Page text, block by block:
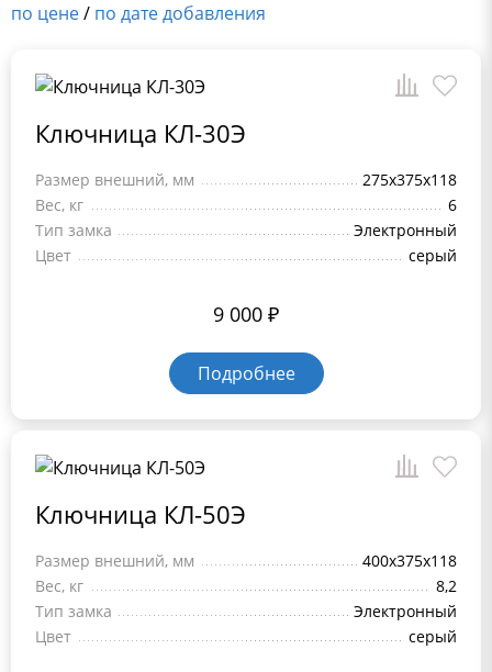
по цене/ по дате добавления
Ключница КЛ-30Э
Размер внешний, мм
275x375x118
Вес, кг
6
Тип замка
Электронный
Цвет
серый
9 000 ₽
Подробнее
Ключница КЛ-50Э
Размер внешний, мм
400x375x118
Вес, кг
8,2
Тип замка
Электронный
Цвет
серый